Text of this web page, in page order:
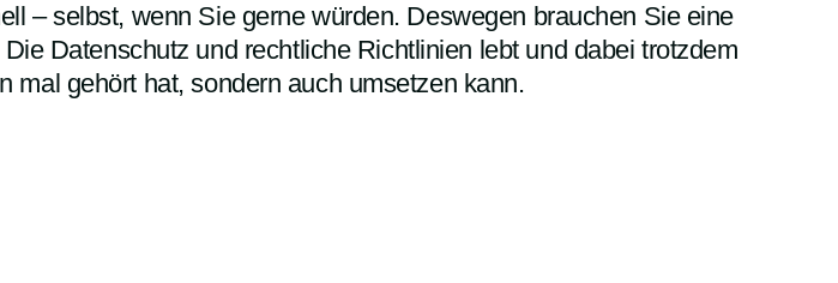
– selbst, wenn Sie gerne würden. Deswegen brauchen Sie eine
Datenschutz und rechtliche Richtlinien lebt und dabei trotzdem
mal gehört hat, sondern auch umsetzen kann.